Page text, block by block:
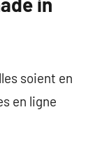
soient en
en ligne